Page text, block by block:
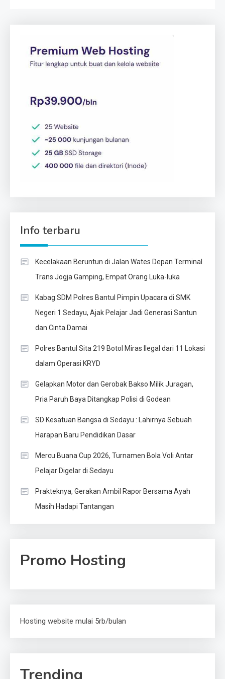
Info terbaru
Kecelakaan Beruntun di Jalan Wates Depan Terminal
Trans Jogja Gamping, Empat Orang Luka-luka
Kabag SDM Polres Bantul Pimpin Upacara di SMK
Negeri 1 Sedayu, Ajak Pelajar Jadi Generasi Santun
dan Cinta Damai
Polres Bantul Sita 219 Botol Miras Ilegal dari 11 Lokasi
dalam Operasi KRYD
Gelapkan Motor dan Gerobak Bakso Milik Juragan,
Pria Paruh Baya Ditangkap Polisi di Godean
SD Kesatuan Bangsa di Sedayu : Lahirnya Sebuah
Harapan Baru Pendidikan Dasar
Mercu Buana Cup 2026, Turnamen Bola Voli Antar
Pelajar Digelar di Sedayu
Prakteknya, Gerakan Ambil Rapor Bersama Ayah
Masih Hadapi Tantangan
Promo Hosting
Hosting website mulai 5rb/bulan
Trending